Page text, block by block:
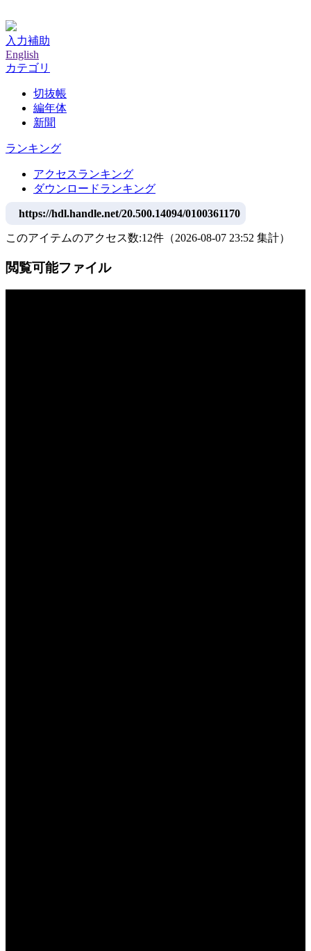
入力補助
English
カテゴリ
切抜帳
編年体
新聞
ランキング
アクセスランキング
ダウンロードランキング
https://hdl.handle.net/20.500.14094/0100361170
このアイテムのアクセス数:12件 （2026-08-07 23:52 集計）
閲覧可能ファイル